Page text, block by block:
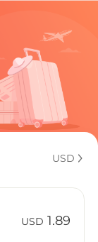
USD
USD 1.89